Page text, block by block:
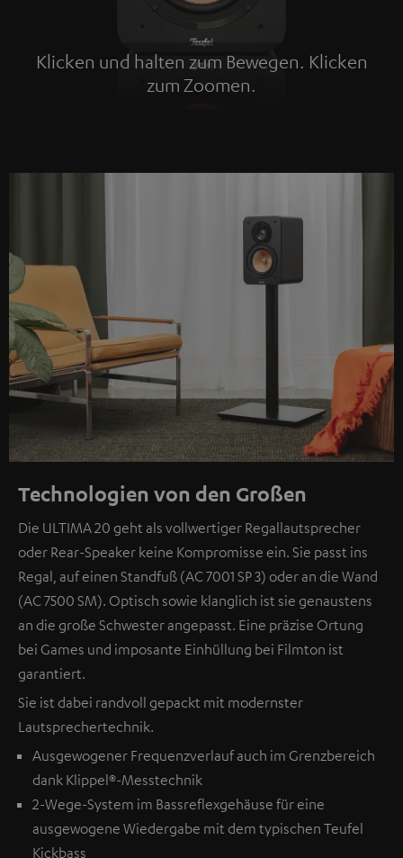
Klicken und halten zum Bewegen. Klicken
zum Zoomen.
Tap to zoom
Technologien von den Großen
Die ULTIMA 20 geht als vollwertiger Regallautsprecher
oder Rear-Speaker keine Kompromisse ein. Sie passt ins
Regal, auf einen Standfuß (AC 7001 SP 3) oder an die Wand
(AC 7500 SM). Optisch sowie klanglich ist sie genaustens
an die große Schwester angepasst. Eine präzise Ortung
bei Games und imposante Einhüllung bei Filmton ist
garantiert.
Sie ist dabei randvoll gepackt mit modernster
Lautsprechertechnik.
Ausgewogener Frequenzverlauf auch im Grenzbereich
dank Klippel®-Messtechnik
2-Wege-System im Bassreflexgehäuse für eine
ausgewogene Wiedergabe mit dem typischen Teufel
Kickbass